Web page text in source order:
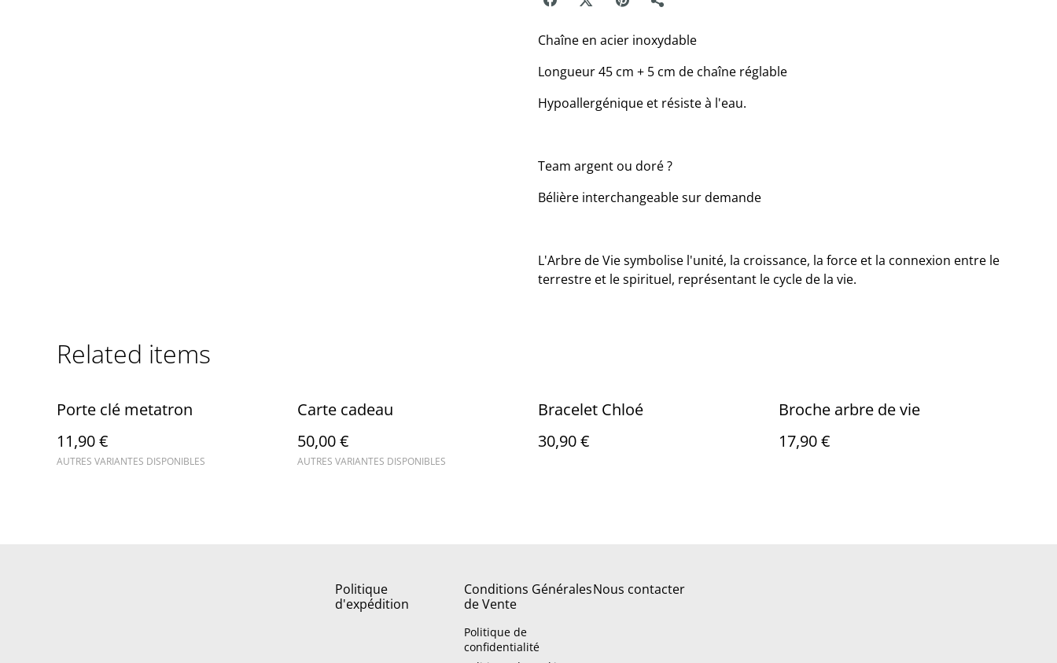
Chaîne en acier inoxydable
Longueur 45 cm + 5 cm de chaîne réglable
Hypoallergénique et résiste à l'eau.
Team argent ou doré ?
Bélière interchangeable sur demande
L'Arbre de Vie symbolise l'unité, la croissance, la force et la connexion entre le
terrestre et le spirituel, représentant le cycle de la vie.
Related items
Porte clé metatron
11,90 €
AUTRES VARIANTES DISPONIBLES
Carte cadeau
50,00 €
AUTRES VARIANTES DISPONIBLES
Bracelet Chloé
30,90 €
Broche arbre de vie
17,90 €
Politique
d'expédition
Conditions Générales
de Vente
Politique de
confidentialité
Nous contacter